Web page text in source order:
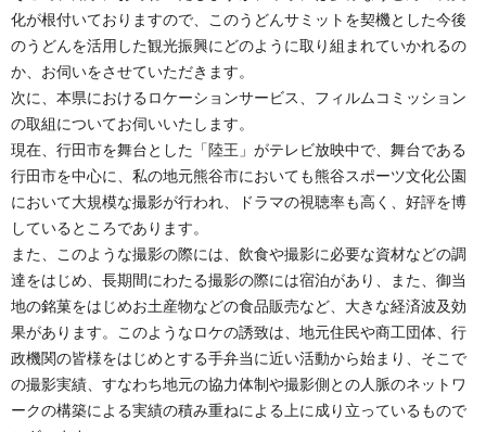
化が根付いておりますので、このうどんサミットを契機とした今後
のうどんを活用した観光振興にどのように取り組まれていかれるの
か、お伺いをさせていただきます。
次に、本県におけるロケーションサービス、フィルムコミッション
の取組についてお伺いいたします。
現在、行田市を舞台とした「陸王」がテレビ放映中で、舞台である
行田市を中心に、私の地元熊谷市においても熊谷スポーツ文化公園
において大規模な撮影が行われ、ドラマの視聴率も高く、好評を博
しているところであります。
また、このような撮影の際には、飲食や撮影に必要な資材などの調
達をはじめ、長期間にわたる撮影の際には宿泊があり、また、御当
地の銘菓をはじめお土産物などの食品販売など、大きな経済波及効
果があります。このようなロケの誘致は、地元住民や商工団体、行
政機関の皆様をはじめとする手弁当に近い活動から始まり、そこで
の撮影実績、すなわち地元の協力体制や撮影側との人脈のネットワ
ークの構築による実績の積み重ねによる上に成り立っているもので